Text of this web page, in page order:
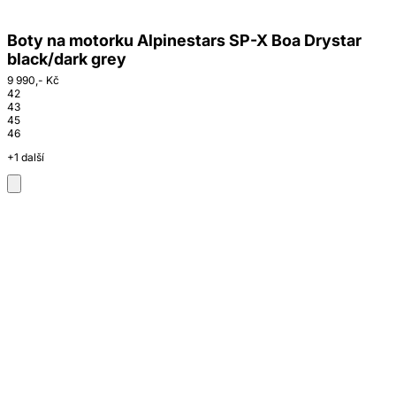
Boty na motorku Alpinestars SP-X Boa Drystar
black/dark grey
9 990,- Kč
42
43
45
46
+1 další